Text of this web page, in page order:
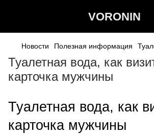
VORONIN
Новости Полезная информация
Туалетная вода, как
карточка мужчины
Туалетная вода, как
карточка мужчины